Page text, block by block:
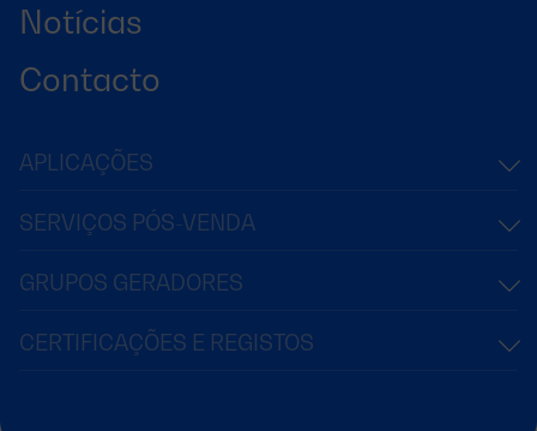
Notícias
Contacto
APLICAÇÕES
SERVIÇOS PÓS-VENDA
GRUPOS GERADORES
CERTIFICAÇÕES E REGISTOS